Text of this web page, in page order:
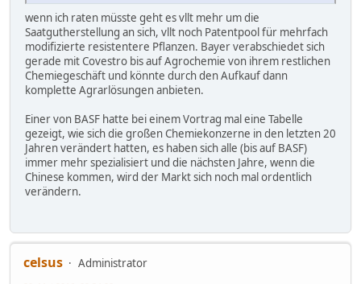
wenn ich raten müsste geht es vllt mehr um die
Saatgutherstellung an sich, vllt noch Patentpool für mehrfach
modifizierte resistentere Pflanzen. Bayer verabschiedet sich
gerade mit Covestro bis auf Agrochemie von ihrem restlichen
Chemiegeschäft und könnte durch den Aufkauf dann
komplette Agrarlösungen anbieten.
Einer von BASF hatte bei einem Vortrag mal eine Tabelle
gezeigt, wie sich die großen Chemiekonzerne in den letzten 20
Jahren verändert hatten, es haben sich alle (bis auf BASF)
immer mehr spezialisiert und die nächsten Jahre, wenn die
Chinese kommen, wird der Markt sich noch mal ordentlich
verändern.
celsus
Administrator